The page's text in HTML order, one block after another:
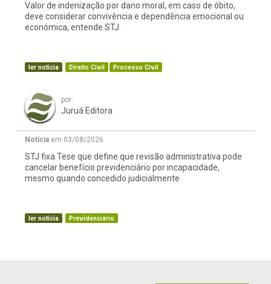
Valor de indenização por dano moral, em caso de óbito,
deve considerar convivência e dependência emocional ou
econômica, entende STJ
ler notícia Direito Civil Processo Civil
por:
Juruá Editora
Notícia em 03/08/2026
STJ fixa Tese que define que revisão administrativa pode
cancelar benefício previdenciário por incapacidade,
mesmo quando concedido judicialmente
ler notícia Previdenciário